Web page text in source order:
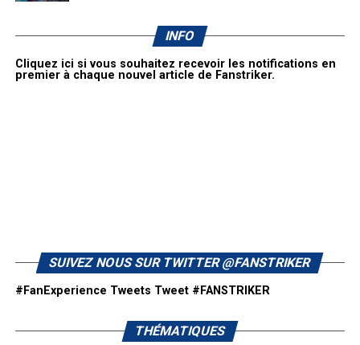
INFO
Cliquez ici si vous souhaitez recevoir les notifications en
premier à chaque nouvel article de Fanstriker.
SUIVEZ NOUS SUR TWITTER @FANSTRIKER
#FanExperience Tweets Tweet #FANSTRIKER
THÉMATIQUES